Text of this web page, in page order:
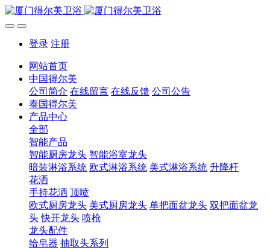
登录 注册
网站首页
中国得尔美
公司简介 在线留言 在线反馈 公司公告
泰国得尔美
产品中心
全部
智能产品
智能厨房龙头 智能浴室龙头
暗装淋浴系统 欧式淋浴系统 美式淋浴系统 升降杆
花洒
手持花洒 顶喷
欧式厨房龙头 美式厨房龙头 单把面盆龙头 双把面盆龙
头 快开龙头 喷枪
龙头配件
给皂器 抽取头系列